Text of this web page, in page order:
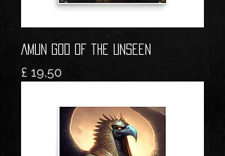
AMUN God of the Unseen
Prijs
£ 19,50